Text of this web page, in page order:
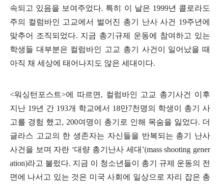
속되고 있음을 보여주었다. 특히 이 날은 1999년 콜로라도
주의 컬럼바인 고교에서 벌어진 총기 난사 사건 19주년에
맞추어 조직되었다. 지금 총기규제 운동에 참여하고 있는
학생들 대부분은 컬럼바인 고교 총기 사건이 일어났을 때
아직 채 세상에 태어나지도 않은 세대이다.
<워싱턴포스트>에 따르면 , 컬럼바인 고교 총기사건 이후
지난 19년 간 193개 학교에서 18만7천명의 학생이 총기 사
고를 경험 했고, 200여명이 총기로 인해 목숨을 잃었다. 더
글라스 고교의 한 생존자는 자신들을 반복되는 총기 난사
사건을 보며 자란 ‘대량 총기난사 세대 ’(mass shooting gener
ation)라고 불렀다. 지금 이 청소년들이 총기 규제 운동의 전
면에 나서고 있는 것은 미국 사회에 일상으로 자리 잡은 총